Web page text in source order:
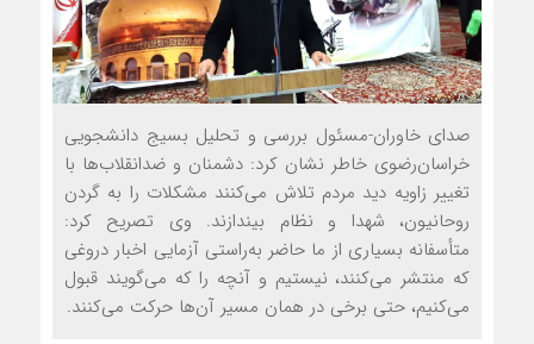
صدای خاوران-مسئول بررسی و تحلیل بسیج دانشجویی
خراسان‌رضوی خاطر نشان کرد: دشمنان و ضدانقلاب‌ها با
تغییر زاویه دید مردم تلاش می‌کنند مشکلات را به گردن
روحانیون، شهدا و نظام بیندازند. وی تصریح کرد:
متأسفانه بسیاری از ما حاضر به‌راستی آزمایی اخبار دروغی
که منتشر می‌کنند، نیستیم و آنچه را که می‌گویند قبول
می‌کنیم، حتی برخی در همان مسیر آن‌ها حرکت می‌کنند.